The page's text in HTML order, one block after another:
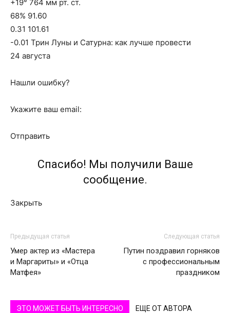
+19° 764 мм рт. ст.
68% 91.60
0.31 101.61
-0.01 Трин Луны и Сатурна: как лучше провести
24 августа
Нашли ошибку?
Укажите ваш email:
Отправить
Спасибо! Мы получили Ваше
сообщение.
Закрыть
Предыдущая статья
Умер актер из «Мастера
и Маргариты» и «Отца
Матфея»
Следующая статья
Путин поздравил горняков
с профессиональным
праздником
ЭТО МОЖЕТ БЫТЬ ИНТЕРЕСНО ЕЩЕ ОТ АВТОРА